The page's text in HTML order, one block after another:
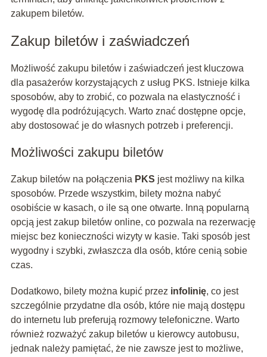
zakupem biletów.
Zakup biletów i zaświadczeń
Możliwość zakupu biletów i zaświadczeń jest kluczowa
dla pasażerów korzystających z usług PKS. Istnieje kilka
sposobów, aby to zrobić, co pozwala na elastyczność i
wygodę dla podróżujących. Warto znać dostępne opcje,
aby dostosować je do własnych potrzeb i preferencji.
Możliwości zakupu biletów
Zakup biletów na połączenia PKS jest możliwy na kilka
sposobów. Przede wszystkim, bilety można nabyć
osobiście w kasach, o ile są one otwarte. Inną popularną
opcją jest zakup biletów online, co pozwala na rezerwację
miejsc bez konieczności wizyty w kasie. Taki sposób jest
wygodny i szybki, zwłaszcza dla osób, które cenią sobie
czas.
Dodatkowo, bilety można kupić przez infolinię, co jest
szczególnie przydatne dla osób, które nie mają dostępu
do internetu lub preferują rozmowy telefoniczne. Warto
również rozważyć zakup biletów u kierowcy autobusu,
jednak należy pamiętać, że nie zawsze jest to możliwe,